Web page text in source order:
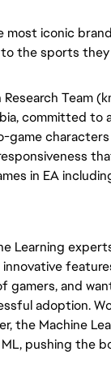
most iconic
to the sports
Research Team
committed
game
in EA
Learning
gamers, and
adoption.
the Machine
pushing the